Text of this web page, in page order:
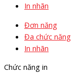
In nhãn
Đơn năng
Đa chức năng
In nhãn
Chức năng in